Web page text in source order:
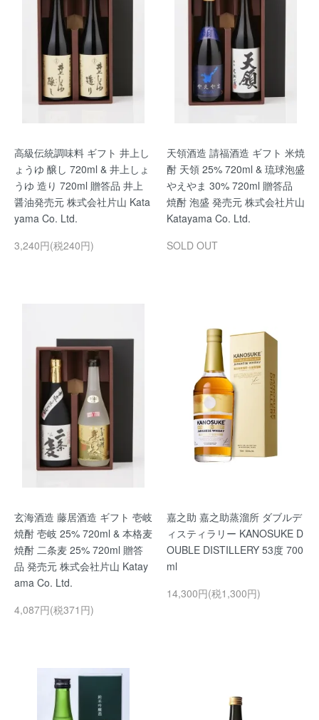
高級伝統調味料 ギフト 井上し
ょうゆ 醸し 720ml & 井上しょ
うゆ 造り 720ml 贈答品 井上
醤油発売元 株式会社片山 Kata
yama Co. Ltd.
3,240円(税240円)
天領酒造 請福酒造 ギフト 米焼
酎 天領 25% 720ml & 琉球泡盛
やえやま 30% 720ml 贈答品
焼酎 泡盛 発売元 株式会社片山
Katayama Co. Ltd.
SOLD OUT
玄海酒造 藤居酒造 ギフト 壱岐
焼酎 壱岐 25% 720ml & 本格麦
焼酎 二条麦 25% 720ml 贈答
品 発売元 株式会社片山 Katay
ama Co. Ltd.
4,087円(税371円)
嘉之助 嘉之助蒸溜所 ダブルデ
ィスティラリー KANOSUKE D
OUBLE DISTILLERY 53度 700
ml
14,300円(税1,300円)